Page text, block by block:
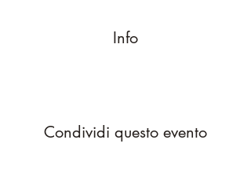
Info
Condividi questo evento